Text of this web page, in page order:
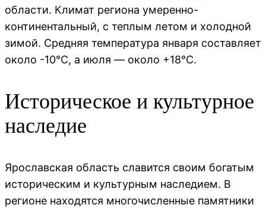
области. Климат региона умеренно-
континентальный, с теплым летом и холодной
зимой. Средняя температура января составляет
около -10°C, а июля — около +18°C.
Историческое и культурное
наследие
Ярославская область славится своим богатым
историческим и культурным наследием. В
регионе находятся многочисленные памятники